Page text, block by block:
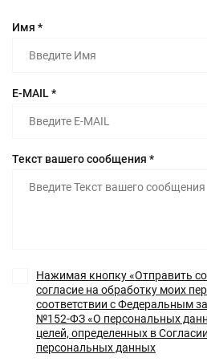
Имя *
E-MAIL *
Текст вашего сообщения *
Нажимая кнопку «Отправить
согласие на обработку моих
соответствии с Федеральным
№152-ФЗ «О персональных
целей, определенных в
персональных данных